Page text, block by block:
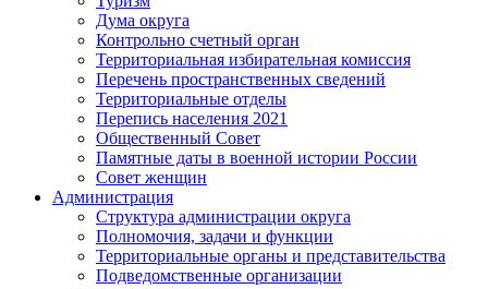
Дума округа
Контрольно счетный орган
Территориальная избирательная комиссия
Перечень пространственных сведений
Территориальные отделы
Перепись населения 2021
Общественный Совет
Памятные даты в военной истории России
Совет женщин
Администрация
Структура администрации округа
Полномочия, задачи и функции
Территориальные органы и представительства
Подведомственные организации